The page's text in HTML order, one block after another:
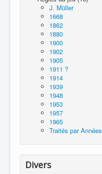
J. Müller
1668
1862
1880
1900
1902
1905
1911 ?
1914
1939
1948
1953
1957
1965
Traités par Années
Divers